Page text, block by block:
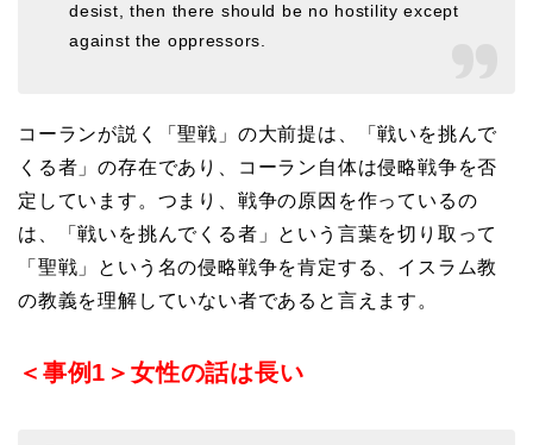
desist, then there should be no hostility except
against the oppressors.
コーランが説く「聖戦」の大前提は、「戦いを挑んで
くる者」の存在であり、コーラン自体は侵略戦争を否
定しています。つまり、戦争の原因を作っているの
は、「戦いを挑んでくる者」という言葉を切り取って
「聖戦」という名の侵略戦争を肯定する、イスラム教
の教義を理解していない者であると言えます。
＜事例1＞女性の話は長い